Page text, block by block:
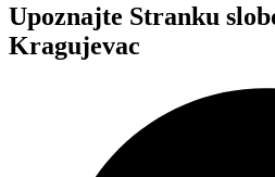
Upoznajte Stranku
Kragujevac